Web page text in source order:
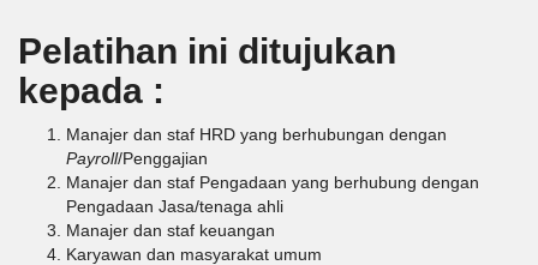
Pelatihan ini ditujukan
kepada :
Manajer dan staf HRD yang berhubungan dengan
Payroll/Penggajian
Manajer dan staf Pengadaan yang berhubung dengan
Pengadaan Jasa/tenaga ahli
Manajer dan staf keuangan
Karyawan dan masyarakat umum